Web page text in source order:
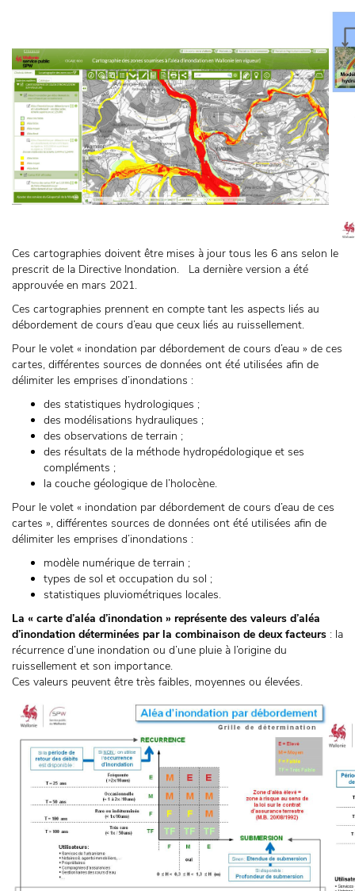
Ces cartographies doivent être mises à jour tous les 6 ans selon le
prescrit de la Directive Inondation. La dernière version a été
approuvée en mars 2021.
Ces cartographies prennent en compte tant les aspects liés au
débordement de cours d’eau que ceux liés au ruissellement.
Pour le volet « inondation par débordement de cours d’eau » de ces
cartes, différentes sources de données ont été utilisées afin de
délimiter les emprises d’inondations :
des statistiques hydrologiques ;
des modélisations hydrauliques ;
des observations de terrain ;
des résultats de la méthode hydropédologique et ses
compléments ;
la couche géologique de l’holocène.
Pour le volet « inondation par débordement de cours d’eau de ces
cartes », différentes sources de données ont été utilisées afin de
délimiter les emprises d’inondations :
modèle numérique de terrain ;
types de sol et occupation du sol ;
statistiques pluviométriques locales.
La « carte d’aléa d’inondation » représente des valeurs d’aléa
d’inondation déterminées par la combinaison de deux facteurs : la
récurrence d’une inondation ou d’une pluie à l’origine du
ruissellement et son importance.
Ces valeurs peuvent être très faibles, moyennes ou élevées.